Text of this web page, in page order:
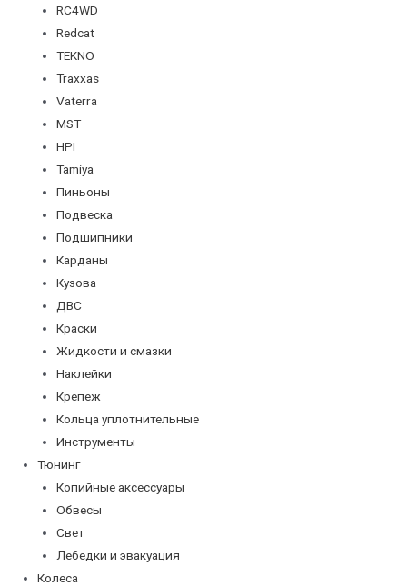
RC4WD
Redcat
TEKNO
Traxxas
Vaterra
MST
HPI
Tamiya
Пиньоны
Подвеска
Подшипники
Карданы
Кузова
ДВС
Краски
Жидкости и смазки
Наклейки
Крепеж
Кольца уплотнительные
Инструменты
Тюнинг
Копийные аксессуары
Обвесы
Свет
Лебедки и эвакуация
Колеса